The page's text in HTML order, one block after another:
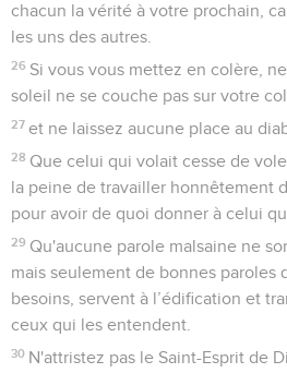
chacun la vérité à votre prochain,
les uns des autres.
26 Si vous vous mettez en colère,
soleil ne se couche pas sur votre
27 et ne laissez aucune place au
28 Que celui qui volait cesse de
la peine de travailler honnêtement
pour avoir de quoi donner à celui
29 Qu'aucune parole malsaine ne
mais seulement de bonnes paroles
besoins, servent à l’édification et
ceux qui les entendent.
30 N'attristez pas le Saint-Esprit de